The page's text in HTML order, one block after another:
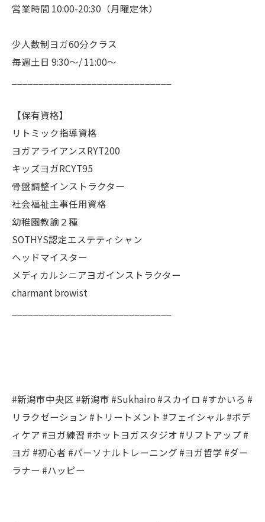
営業時間 10:00-20:30（月曜定休）
少人数制ヨガ60分クラス
毎週土日 9:30〜/ 11:00〜
【保有資格】
リトミック指導資格
ヨガアライアンスRYT200
キッズヨガRCYT95
骨盤調整インストラクター
社会福祉主事任用資格
幼稚園教諭２種
SOTHYS認定エステティシャン
へッドマイスター
メディカルシニアヨガインストラクター
charmant browist
#新潟市中央区 #新潟市 #Sukhairo #スカイロ #すかいろ #
リラクゼーション #トリートメント #フェイシャル #ボデ
ィケア #ヨガ練習 #ホットヨガスタジオ #リフトアップ #
ヨガ #初心者 #パーソナルトレーニング #ヨガ哲学 #ダー
ラナー #ハッピー